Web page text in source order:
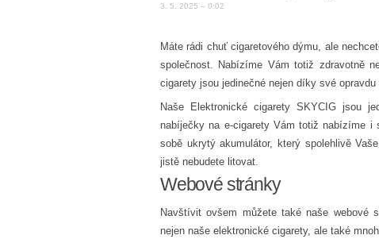
3. 5. 2025 – 0:02
Máte rádi chuť cigaretového dýmu, ale
společnost. Nabízíme Vám totiž zdravotně
cigarety jsou jedinečné nejen díky své
Naše
Elektronické cigaretySKYCIG jsou
nabíječky na e-cigarety Vám totiž nabízíme i
sobě ukrytý akumulátor, který spolehlivě
jistě nebudete litovat.
Webové stránky
Navštívit ovšem můžete také naše webové
nejen naše elektronické cigarety, ale také